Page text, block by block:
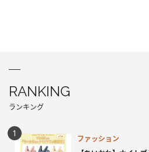
RANKING
ランキング
ファッション